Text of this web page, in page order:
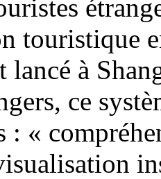
touristique
à
ce
: «